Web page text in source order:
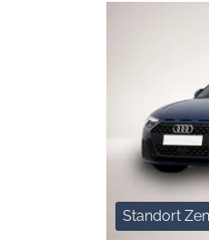
Standort